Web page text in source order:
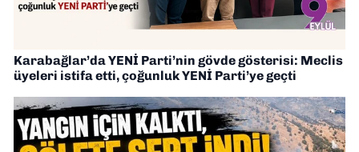
Karabağlar’da YENİ Parti’nin gövde gösterisi: Meclis
üyeleri istifa etti, çoğunluk YENİ Parti’ye geçti